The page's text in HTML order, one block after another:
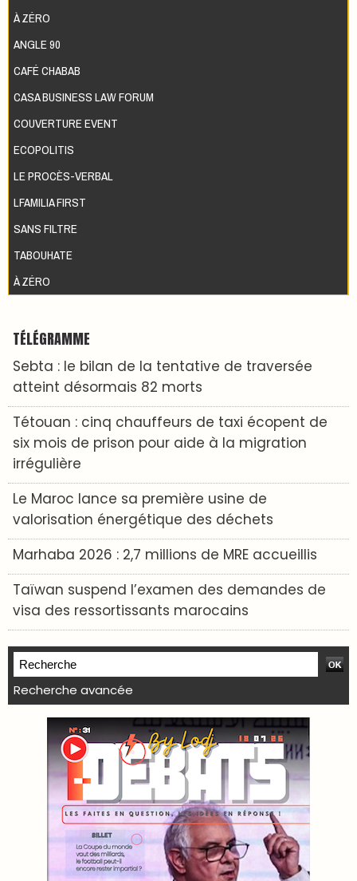
À ZÉRO
ANGLE 90
CAFÉ CHABAB
CASA BUSINESS LAW FORUM
COUVERTURE EVENT
ECOPOLITIS
LE PROCÈS-VERBAL
LFAMILIA FIRST
SANS FILTRE
TABOUHATE
À ZÉRO
TÉLÉGRAMME
Sebta : le bilan de la tentative de traversée
atteint désormais 82 morts
Tétouan : cinq chauffeurs de taxi écopent de
six mois de prison pour aide à la migration
irrégulière
Le Maroc lance sa première usine de
valorisation énergétique des déchets
Marhaba 2026 : 2,7 millions de MRE accueillis
Taïwan suspend l’examen des demandes de
visa des ressortissants marocains
Recherche avancée